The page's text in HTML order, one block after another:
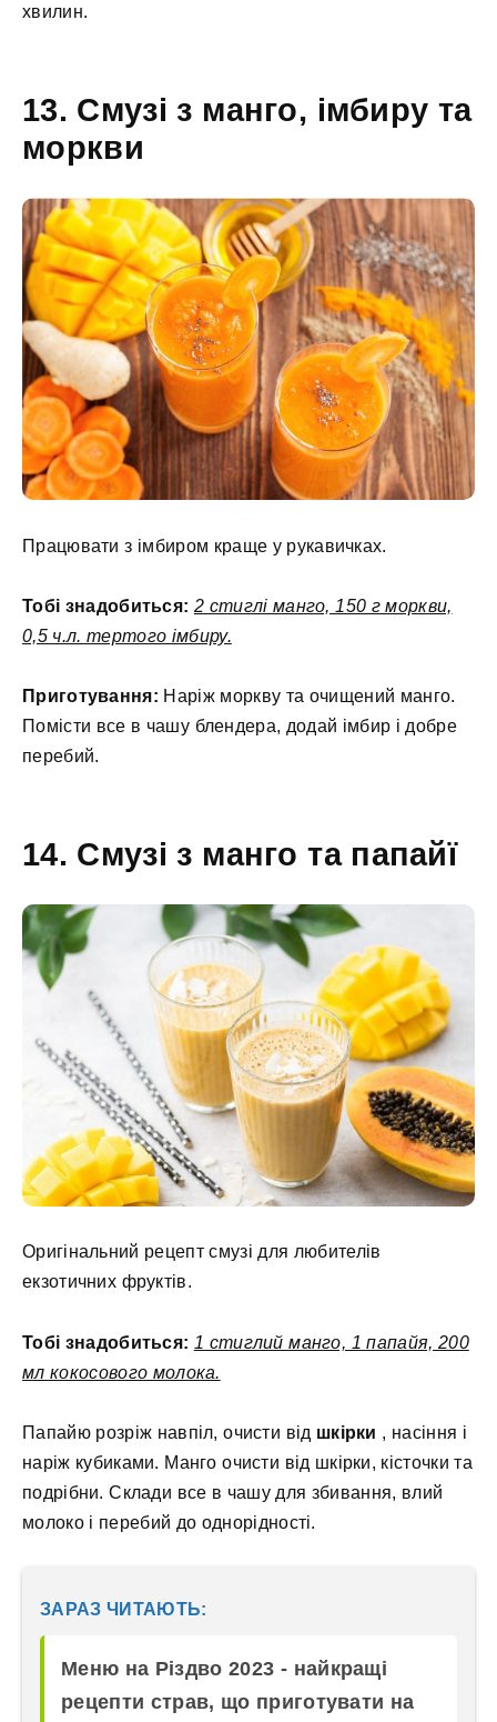
хвилин.
13. Смузі з манго, імбиру та
моркви
Працювати з імбиром краще у рукавичках.
Тобі знадобиться: 2 стиглі манго, 150 г моркви,
0,5 ч.л. тертого імбиру.
Приготування: Наріж моркву та очищений манго.
Помісти все в чашу блендера, додай імбир і добре
перебий.
14. Смузі з манго та папайї
Оригінальний рецепт смузі для любителів
екзотичних фруктів.
Тобі знадобиться: 1 стиглий манго, 1 папайя, 200
мл кокосового молока.
Папайю розріж навпіл, очисти від шкірки , насіння і
наріж кубиками. Манго очисти від шкірки, кісточки та
подрібни. Склади все в чашу для збивання, влий
молоко і перебий до однорідності.
ЗАРАЗ ЧИТАЮТЬ:
Меню на Різдво 2023 - найкращі
рецепти страв, що приготувати на